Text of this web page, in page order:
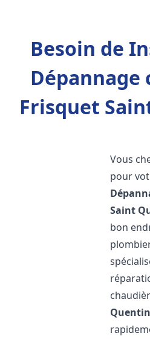
Besoin de
Dépannage
Frisquet
Vous
pour
Saint
bon
Quentin